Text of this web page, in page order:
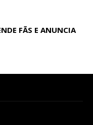
FÃS E ANUNCIA